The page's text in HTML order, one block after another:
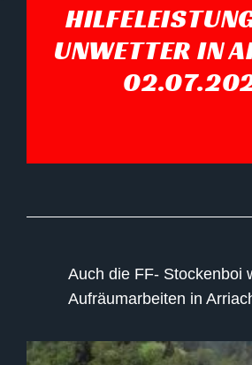
UNWETTER IN
Auch die FF- Stockenboi
Aufräumarbeiten in